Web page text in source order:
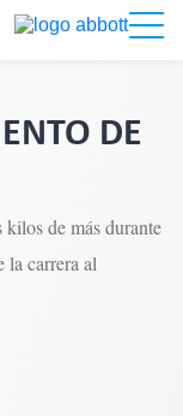
DE
de más durante
la carrera al